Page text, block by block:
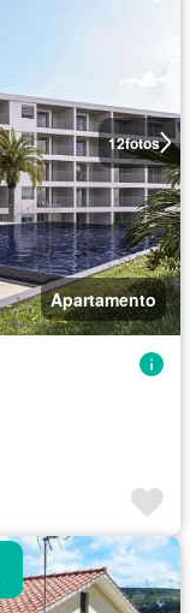
12fotos
Apartamento